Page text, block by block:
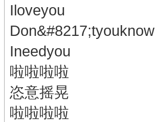
Iloveyou
Don&#8217;tyouknow
Ineedyou
啦啦啦啦
恣意摇晃
啦啦啦啦